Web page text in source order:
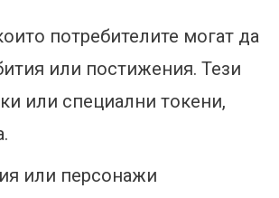
потребителите могат да
или постижения. Тези
или специални токени,
или персонажи